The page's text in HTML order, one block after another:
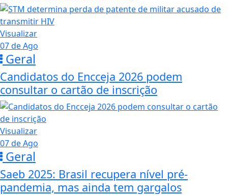
Visualizar
07 de Ago
Geral
Candidatos do Encceja 2026 podem
consultar o cartão de inscrição
Visualizar
07 de Ago
Geral
Saeb 2025: Brasil recupera nível pré-
pandemia, mas ainda tem gargalos